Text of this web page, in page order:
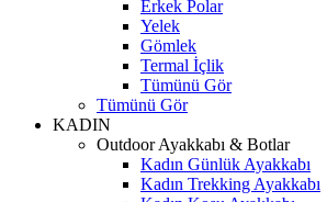
Erkek Polar
Yelek
Gömlek
Termal İçlik
Tümünü Gör
Tümünü Gör
KADIN
Outdoor Ayakkabı & Botlar
Kadın Günlük Ayakkabı
Kadın Trekking Ayakkabı